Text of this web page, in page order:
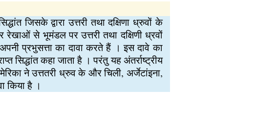
जिसके द्वारा उत्तरी तथा दक्षिणा ध्रुवों के
रेखाओं से भूमंडल पर उत्तरी तथा दक्षिणी ध्रवों
प्रभुसत्ता का दावा करते हैं । इस दावे का
सिद्धांत कहा जाता है । परंतु यह अंतर्राष्ट्रीय
ने उत्ततरी ध्रुव के और चिली, अर्जेटांइना,
किया है ।